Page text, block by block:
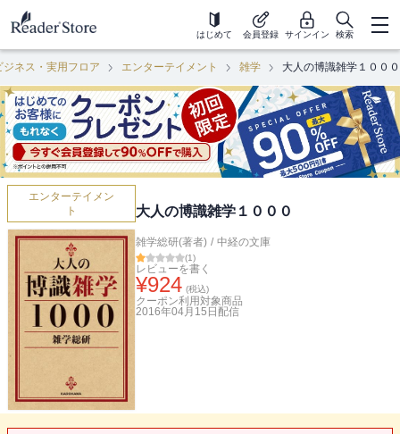
はじめて 会員登録 サインイン 検索
ジネス・実用フロア エンターテイメント 雑学 大人の博識雑学１０００
エンターテイメン
ト
大人の博識雑学１０００
雑学総研(著者) / 中経の文庫
(1)
レビューを書く
¥924 (税込)
クーポン利用対象商品
2016年04月15日 配信